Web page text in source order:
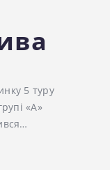
5 туру
«А»